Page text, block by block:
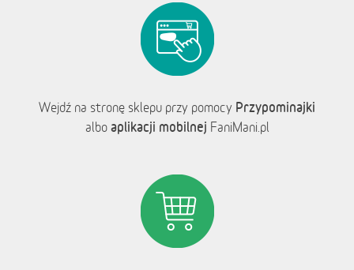
Wejdź na stronę sklepu przy pomocy Przypominajki
albo aplikacji mobilnej FaniMani.pl